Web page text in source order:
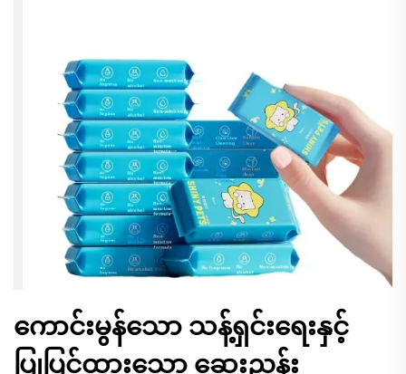
ကောင်းမွန်သော သန့်ရှင်းရေးနှင့်
ပြုပြင်ထားသော ဆေးညွှန်း